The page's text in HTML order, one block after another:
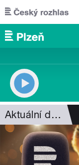
Přejít k hlavnímu
Aktuální dění